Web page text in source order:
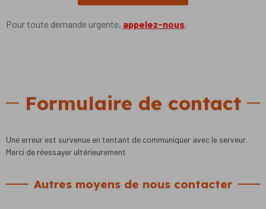
Pour toute demande urgente, appelez-nous.
Formulaire de contact
Une erreur est survenue en tentant de communiquer avec le serveur.
Merci de réessayer ultérieurement
Autres moyens de nous contacter